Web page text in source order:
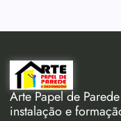
Arte Papel de
instalação e